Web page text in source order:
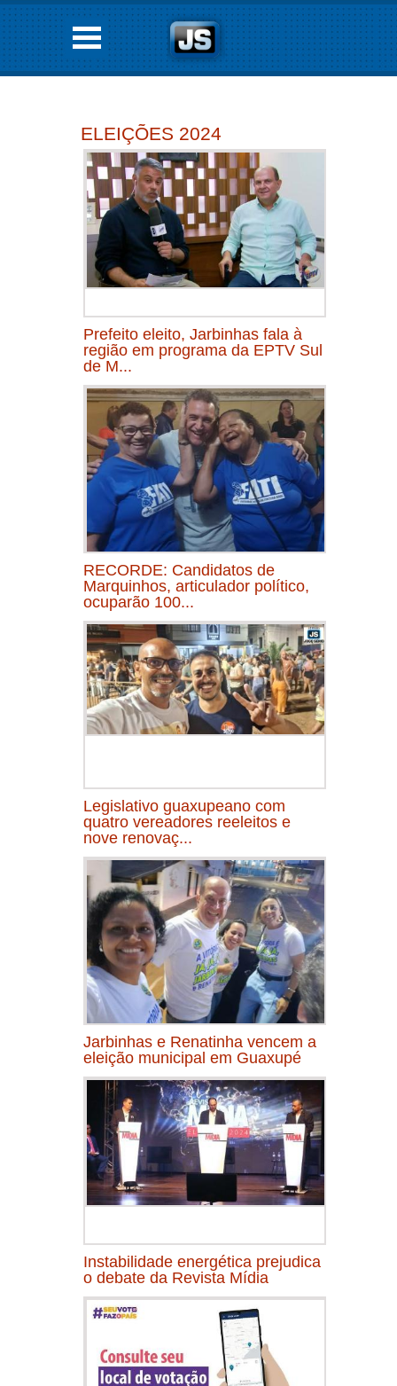
ELEIÇÕES 2024
Prefeito eleito, Jarbinhas fala à
região em programa da EPTV Sul
de M...
RECORDE: Candidatos de
Marquinhos, articulador político,
ocuparão 100...
Legislativo guaxupeano com
quatro vereadores reeleitos e
nove renovaç...
Jarbinhas e Renatinha vencem a
eleição municipal em Guaxupé
Instabilidade energética prejudica
o debate da Revista Mídia